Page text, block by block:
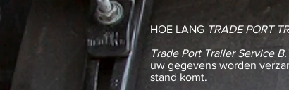
HOE LANG TRADE PORT
Trade Port Trailer Service
uw gegevens worden
stand komt.